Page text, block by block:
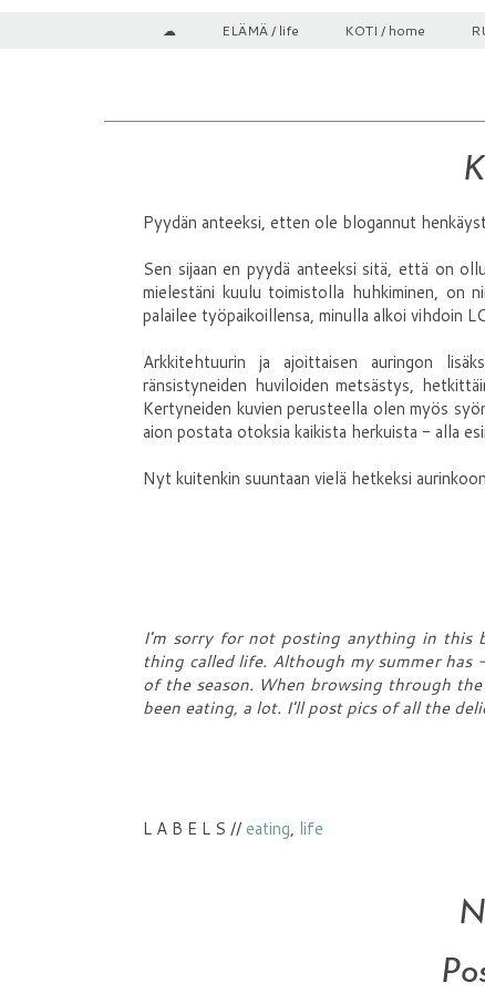
☁ ELÄMÄ / life KOTI / home
Pyydän anteeksi, etten ole blogannut
Sen sijaan en pyydä anteeksi sitä, että on
mielestäni kuulu toimistolla huhkiminen, on
palailee työpaikoillensa, minulla alkoi vihdoin
Arkkitehtuurin ja ajoittaisen auringon
ränsistyneiden huviloiden metsästys,
Kertyneiden kuvien perusteella olen myös
aion postata otoksia kaikista herkuista - alla
Nyt kuitenkin suuntaan vielä hetkeksi
I'm sorry for not posting anything in this
thing called life. Although my summer has-
of the season. When browsing through
been eating, a lot. I'll post pics of all the
L A B E L S // eating, life